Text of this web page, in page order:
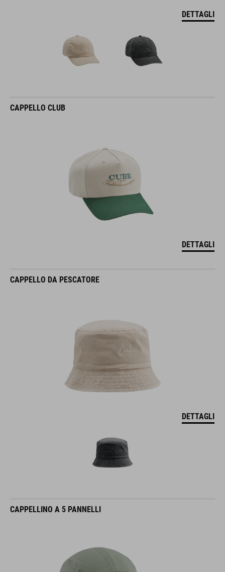
DETTAGLI
CAPPELLO CLUB
DETTAGLI
CAPPELLO DA PESCATORE
DETTAGLI
CAPPELLINO A 5 PANNELLI